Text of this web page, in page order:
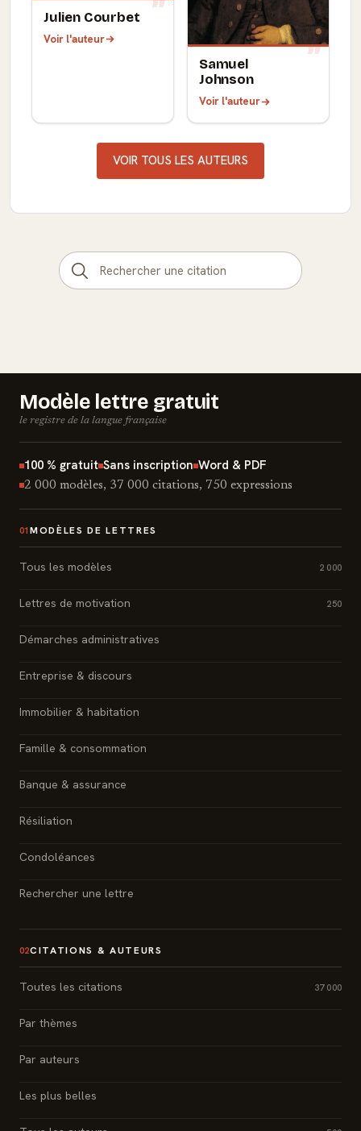
Julien Courbet
Voir l'auteur
Samuel
Johnson
Voir l'auteur
VOIR TOUS LES AUTEURS
Modèle lettre gratuit
le registre de la langue française
100 % gratuit Sans inscription Word & PDF
2 000 modèles, 37 000 citations, 750 expressions
01 MODÈLES DE LETTRES
Tous les modèles 2 000
Lettres de motivation 250
Démarches administratives
Entreprise & discours
Immobilier & habitation
Famille & consommation
Banque & assurance
Résiliation
Condoléances
Rechercher une lettre
02CITATIONS & AUTEURS
Toutes les citations 37 000
Par thèmes
Par auteurs
Les plus belles